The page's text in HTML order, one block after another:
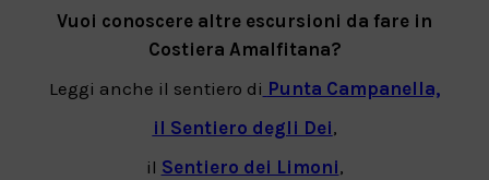
Vuoi conoscere altre escursioni da fare in
Costiera Amalfitana?
Leggi anche il sentiero di Punta Campanella,
il Sentiero degli Dei,
il Sentiero dei Limoni,